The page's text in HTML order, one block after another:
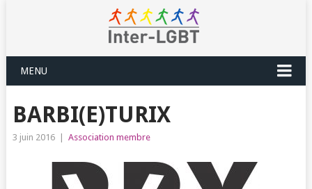
MENU
BARBI(E)TURIX
3 juin 2016 Association membre